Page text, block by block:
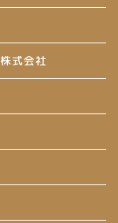
式会社